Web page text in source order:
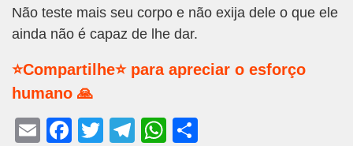
Não teste mais seu corpo e não exija dele o que ele
ainda não é capaz de lhe dar.
⭐Compartilhe⭐ para apreciar o esforço
humano 🙏
E
F
T
T
W